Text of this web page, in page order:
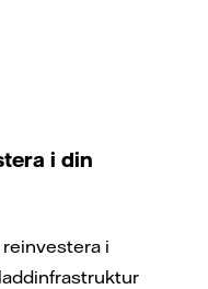
i din
i